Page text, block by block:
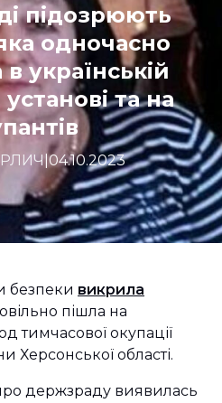
підозрюють
одночасно
українській
та на
| 04.10.2023
безпеки викрила
пішла на
тимчасової окупації
Херсонської області.
держзраду виявилась